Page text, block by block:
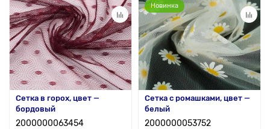
Сетка в горох, цвет —
бордовый
2000000063454
Новинка
Сетка с ромашками, цвет —
белый
2000000053752